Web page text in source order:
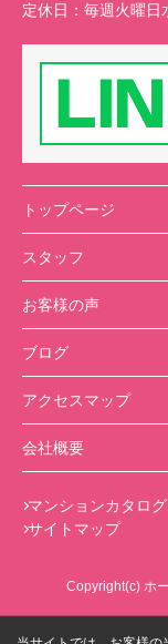
定休日： 毎週火曜
トップページ
スタッフ
お客様の声
ブログ
アクセスマップ
会社概要
マンションカタログ
サイトマップ
Copyright(c) ホ